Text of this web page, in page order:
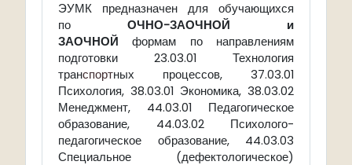
ЭУМК предназначен для обучающихся
по ОЧНО-ЗАОЧНОЙ и
ЗАОЧНОЙформам по направлениям
подготовки 23.03.01 Технология
транспортных процессов, 37.03.01
Психология, 38.03.01 Экономика, 38.03.02
Менеджмент, 44.03.01 Педагогическое
образование, 44.03.02 Психолого-
педагогическое образование, 44.03.03
Специальное (дефектологическое)